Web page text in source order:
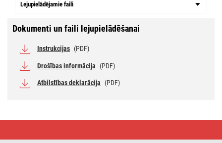
Lejupielādējamie faili
Dokumenti un faili lejupielādēšanai
Instrukcijas (PDF)
Drošības informācija (PDF)
Atbilstības deklarācija (PDF)